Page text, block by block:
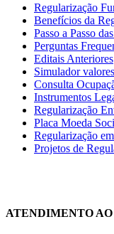
Regularização
Benefícios da
Passo a Passo
Perguntas
Editais Anteriores
Simulador
Consulta
Instrumentos
Regularização
Placa Moeda
Regularização
Projetos de
ATENDIMENTO